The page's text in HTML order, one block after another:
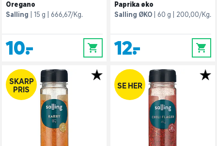
Oregano
Salling
15 g 666,67/Kg.
10,- 0
Paprika øko
Salling ØKO
60 g 200,00/Kg.
12,- 0
SKARP
PRIS
SE HER